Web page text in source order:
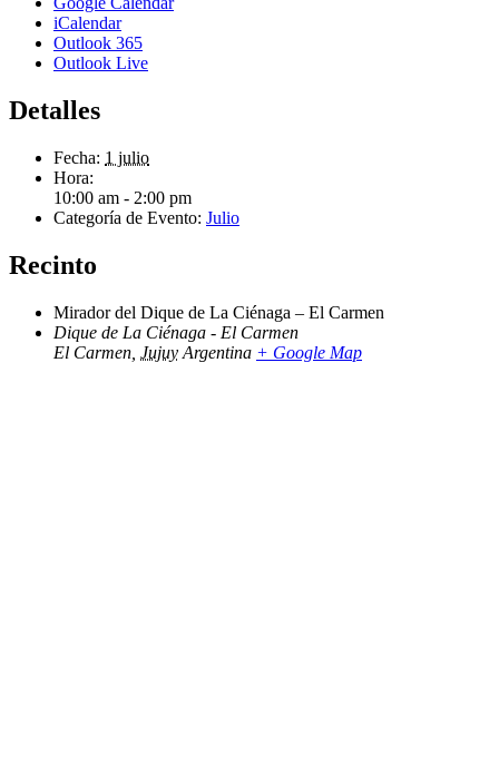
iCalendar
Outlook 365
Outlook Live
Detalles
Fecha: 1 julio
Hora:
10:00 am - 2:00 pm
Categoría de Evento: Julio
Recinto
Mirador del Dique de La Ciénaga – El Carmen
Dique de La Ciénaga - El Carmen
El Carmen Jujuy Argentina + Google Map